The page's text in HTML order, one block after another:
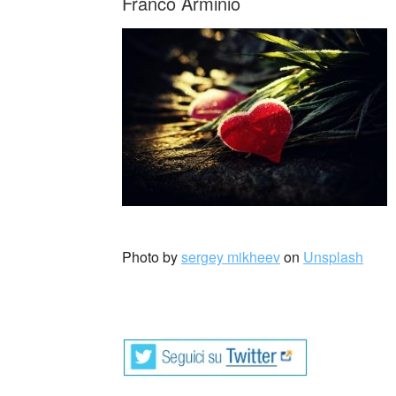
Photo bysergey mikheevon Unsplash